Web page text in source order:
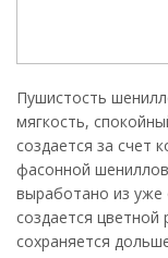
Пушистость
мягкость,
создается за счет
фасонной
выработано из уже
создается цветной
сохраняется